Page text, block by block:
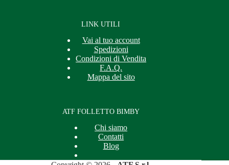
LINK UTILI
Vai al tuo account
Spedizioni
Condizioni di Vendita
F.A.Q.
Mappa del sito
ATF FOLLETTO BIMBY
Chi siamo
Contatti
Blog